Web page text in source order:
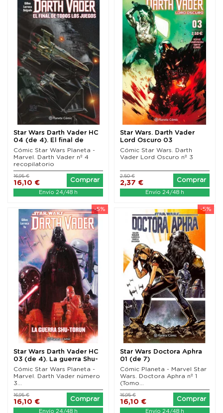
Star Wars Darth Vader HC
04 (de 4). El final de
todos los...
Cómic Star Wars Planeta -
Marvel. Darth Vader nº 4
recopilatorio
16,10 €
16,95 €
Comprar
Envío 24/48 h
Star Wars. Darth Vader
Lord Oscuro 03
Cómic Star Wars. Darth
Vader Lord Oscuro nº 3
2,37 €
2,50 €
Comprar
Envío 24/48 h
-5%
Star Wars Darth Vader HC
03 (de 4). La guerra Shu-
Torun. Tomo...
Cómic Star Wars Planeta -
Marvel. Darth Vader número
3...
16,10 €
16,95 €
Comprar
Envío 24/48 h
-5%
Star Wars Doctora Aphra
01 (de 7)
Cómic Planeta - Marvel Star
Wars. Doctora Aphra nº 1
(Tomo...
16,10 €
16,95 €
Comprar
Envío 24/48 h